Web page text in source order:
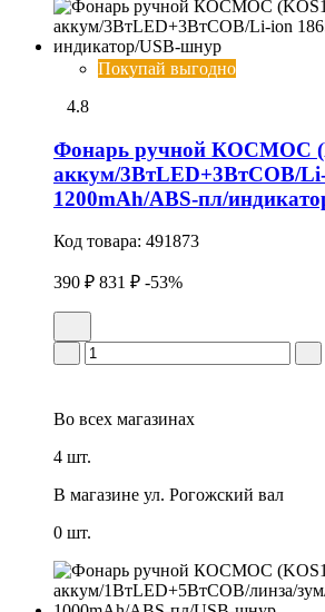
Покупай выгодно
4.8
Фонарь ручной КОСМОС
аккум/3ВтLED+3ВтCOB/
1200mAh/ABS-пл/
Код товара: 491873
390 ₽ 831 ₽ -53%
Во всех магазинах
4 шт.
В магазине ул. Рогожский вал
0 шт.